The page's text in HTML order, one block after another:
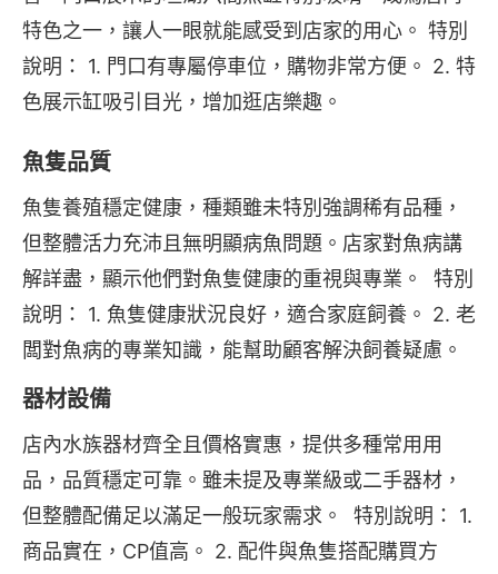
特色之一，讓人一眼就能感受到店家的用心。 特別
說明： 1. 門口有專屬停車位，購物非常方便。 2. 特
色展示缸吸引目光，增加逛店樂趣。
魚隻品質
魚隻養殖穩定健康，種類雖未特別強調稀有品種，
但整體活力充沛且無明顯病魚問題。店家對魚病講
解詳盡，顯示他們對魚隻健康的重視與專業。  特別
說明： 1. 魚隻健康狀況良好，適合家庭飼養。 2. 老
闆對魚病的專業知識，能幫助顧客解決飼養疑慮。
器材設備
店內水族器材齊全且價格實惠，提供多種常用用
品，品質穩定可靠。雖未提及專業級或二手器材，
但整體配備足以滿足一般玩家需求。  特別說明： 1.
商品實在，CP值高。 2. 配件與魚隻搭配購買方